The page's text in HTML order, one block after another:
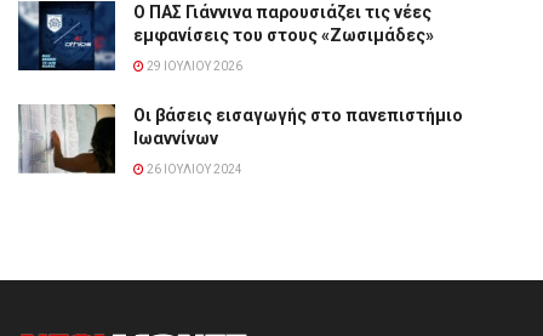
Ο ΠΑΣ Γιάννινα παρουσιάζει τις νέες
εμφανίσεις του στους «Ζωσιμάδες»
29 ΙΟΥΛΊΟΥ 2026
Οι βάσεις εισαγωγής στο πανεπιστήμιο
Ιωαννίνων
26 ΙΟΥΛΊΟΥ 2024